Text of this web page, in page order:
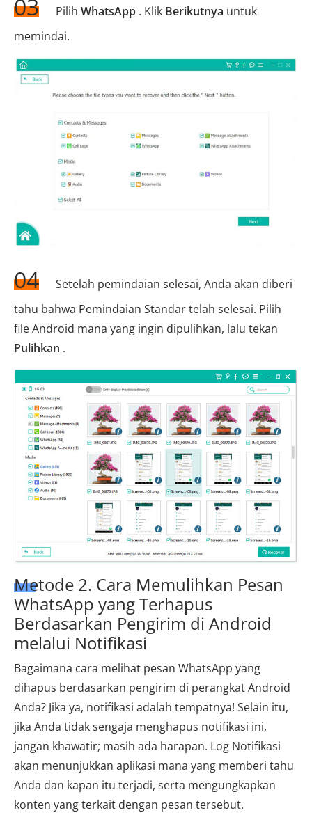
03 Pilih WhatsApp . Klik Berikutnya untuk
memindai.
04
Setelah pemindaian selesai, Anda akan diberi
tahu bahwa Pemindaian Standar telah selesai. Pilih
file Android mana yang ingin dipulihkan, lalu tekan
Pulihkan .
Metode 2. Cara Memulihkan Pesan
WhatsApp yang Terhapus
Berdasarkan Pengirim di Android
melalui Notifikasi
Bagaimana cara melihat pesan WhatsApp yang
dihapus berdasarkan pengirim di perangkat Android
Anda? Jika ya, notifikasi adalah tempatnya! Selain itu,
jika Anda tidak sengaja menghapus notifikasi ini,
jangan khawatir; masih ada harapan. Log Notifikasi
akan menunjukkan aplikasi mana yang memberi tahu
Anda dan kapan itu terjadi, serta mengungkapkan
konten yang terkait dengan pesan tersebut.